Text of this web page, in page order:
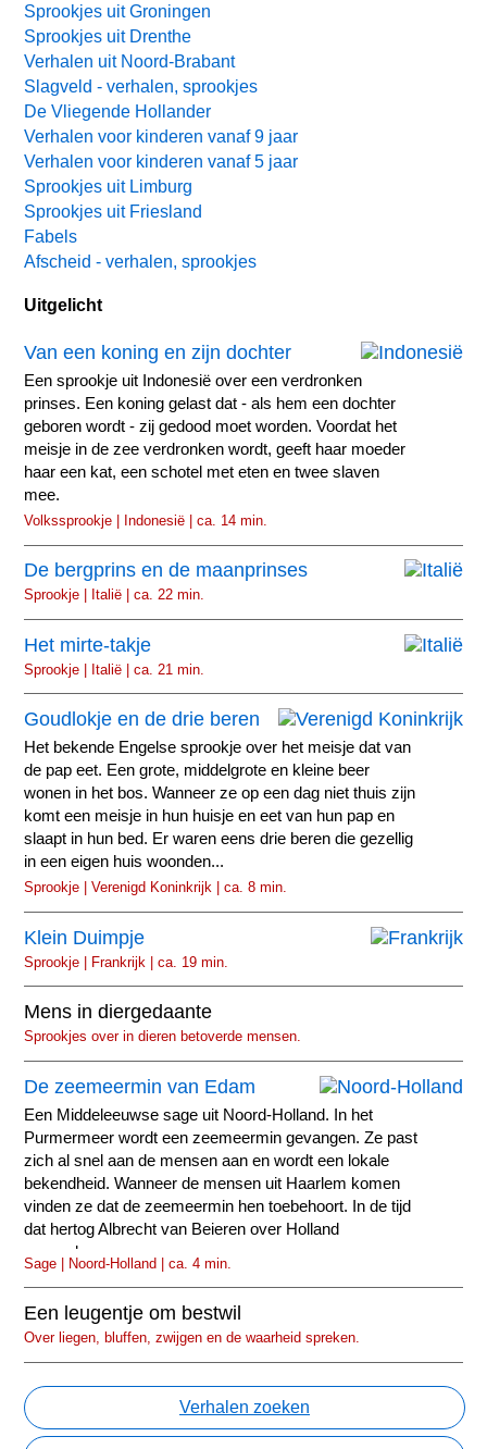
Sprookjes uit Groningen
Sprookjes uit Drenthe
Verhalen uit Noord-Brabant
Slagveld - verhalen, sprookjes
De Vliegende Hollander
Verhalen voor kinderen vanaf 9 jaar
Verhalen voor kinderen vanaf 5 jaar
Sprookjes uit Limburg
Sprookjes uit Friesland
Fabels
Afscheid - verhalen, sprookjes
Uitgelicht
Van een koning en zijn dochter
Een sprookje uit Indonesië over een verdronken
prinses. Een koning gelast dat - als hem een dochter
geboren wordt - zij gedood moet worden. Voordat het
meisje in de zee verdronken wordt, geeft haar moeder
haar een kat, een schotel met eten en twee slaven
mee.
Volkssprookje | Indonesië | ca. 14 min.
De bergprins en de maanprinses
Sprookje | Italië | ca. 22 min.
Het mirte-takje
Sprookje | Italië | ca. 21 min.
Goudlokje en de drie beren
Het bekende Engelse sprookje over het meisje dat van
de pap eet. Een grote, middelgrote en kleine beer
wonen in het bos. Wanneer ze op een dag niet thuis zijn
komt een meisje in hun huisje en eet van hun pap en
slaapt in hun bed. Er waren eens drie beren die gezellig
in een eigen huis woonden...
Sprookje | Verenigd Koninkrijk | ca. 8 min.
Klein Duimpje
Sprookje | Frankrijk | ca. 19 min.
Mens in diergedaante
Sprookjes over in dieren betoverde mensen.
De zeemeermin van Edam
Een Middeleeuwse sage uit Noord-Holland. In het
Purmermeer wordt een zeemeermin gevangen. Ze past
zich al snel aan de mensen aan en wordt een lokale
bekendheid. Wanneer de mensen uit Haarlem komen
vinden ze dat de zeemeermin hen toebehoort. In de tijd
dat hertog Albrecht van Beieren over Holland
regeerde...
Sage | Noord-Holland | ca. 4 min.
Een leugentje om bestwil
Over liegen, bluffen, zwijgen en de waarheid spreken.
Verhalen zoeken